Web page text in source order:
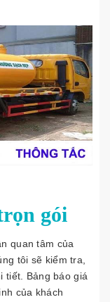
gói
quan tâm của
tôi sẽ kiểm tra,
tiết. Bảng báo giá
của khách